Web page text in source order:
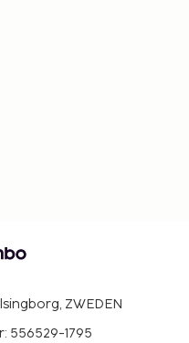
ZWEDEN
556529-1795